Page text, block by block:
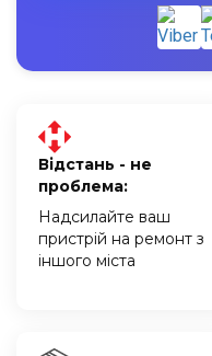
Відстань - не
проблема:
Надсилайте ваш
пристрій на ремонт з
іншого міста